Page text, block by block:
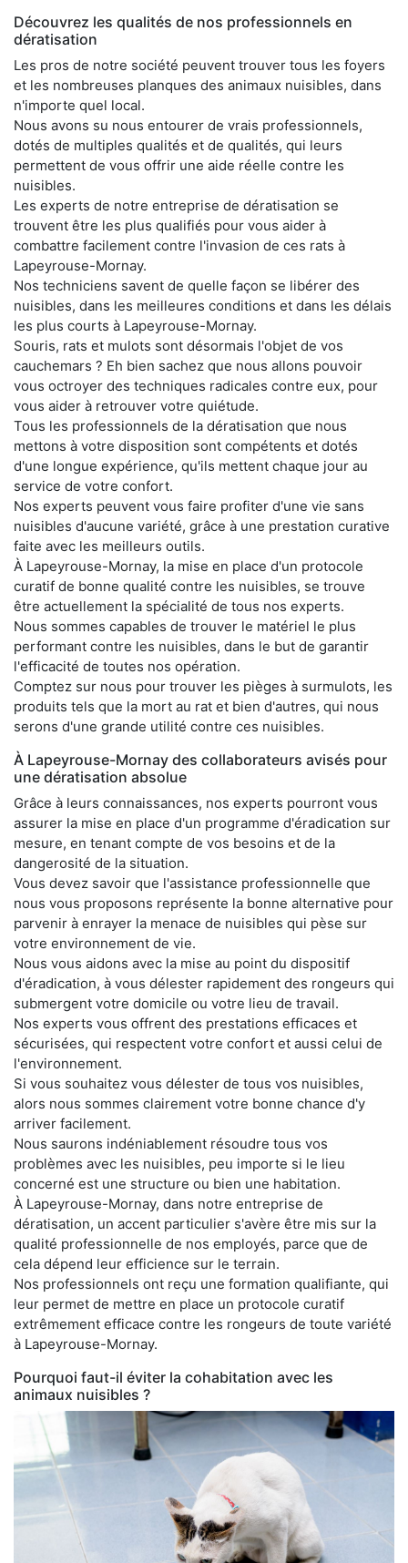
Découvrez les qualités de nos professionnels en
dératisation
Les pros de notre société peuvent trouver tous les foyers
et les nombreuses planques des animaux nuisibles, dans
n'importe quel local.
Nous avons su nous entourer de vrais professionnels,
dotés de multiples qualités et de qualités, qui leurs
permettent de vous offrir une aide réelle contre les
nuisibles.
Les experts de notre entreprise de dératisation se
trouvent être les plus qualifiés pour vous aider à
combattre facilement contre l'invasion de ces rats à
Lapeyrouse-Mornay.
Nos techniciens savent de quelle façon se libérer des
nuisibles, dans les meilleures conditions et dans les délais
les plus courts à Lapeyrouse-Mornay.
Souris, rats et mulots sont désormais l'objet de vos
cauchemars ? Eh bien sachez que nous allons pouvoir
vous octroyer des techniques radicales contre eux, pour
vous aider à retrouver votre quiétude.
Tous les professionnels de la dératisation que nous
mettons à votre disposition sont compétents et dotés
d'une longue expérience, qu'ils mettent chaque jour au
service de votre confort.
Nos experts peuvent vous faire profiter d'une vie sans
nuisibles d'aucune variété, grâce à une prestation curative
faite avec les meilleurs outils.
À Lapeyrouse-Mornay, la mise en place d'un protocole
curatif de bonne qualité contre les nuisibles, se trouve
être actuellement la spécialité de tous nos experts.
Nous sommes capables de trouver le matériel le plus
performant contre les nuisibles, dans le but de garantir
l'efficacité de toutes nos opération.
Comptez sur nous pour trouver les pièges à surmulots, les
produits tels que la mort au rat et bien d'autres, qui nous
serons d'une grande utilité contre ces nuisibles.
À Lapeyrouse-Mornay des collaborateurs avisés pour
une dératisation absolue
Grâce à leurs connaissances, nos experts pourront vous
assurer la mise en place d'un programme d'éradication sur
mesure, en tenant compte de vos besoins et de la
dangerosité de la situation.
Vous devez savoir que l'assistance professionnelle que
nous vous proposons représente la bonne alternative pour
parvenir à enrayer la menace de nuisibles qui pèse sur
votre environnement de vie.
Nous vous aidons avec la mise au point du dispositif
d'éradication, à vous délester rapidement des rongeurs qui
submergent votre domicile ou votre lieu de travail.
Nos experts vous offrent des prestations efficaces et
sécurisées, qui respectent votre confort et aussi celui de
l'environnement.
Si vous souhaitez vous délester de tous vos nuisibles,
alors nous sommes clairement votre bonne chance d'y
arriver facilement.
Nous saurons indéniablement résoudre tous vos
problèmes avec les nuisibles, peu importe si le lieu
concerné est une structure ou bien une habitation.
À Lapeyrouse-Mornay, dans notre entreprise de
dératisation, un accent particulier s'avère être mis sur la
qualité professionnelle de nos employés, parce que de
cela dépend leur efficience sur le terrain.
Nos professionnels ont reçu une formation qualifiante, qui
leur permet de mettre en place un protocole curatif
extrêmement efficace contre les rongeurs de toute variété
à Lapeyrouse-Mornay.
Pourquoi faut-il éviter la cohabitation avec les
animaux nuisibles ?